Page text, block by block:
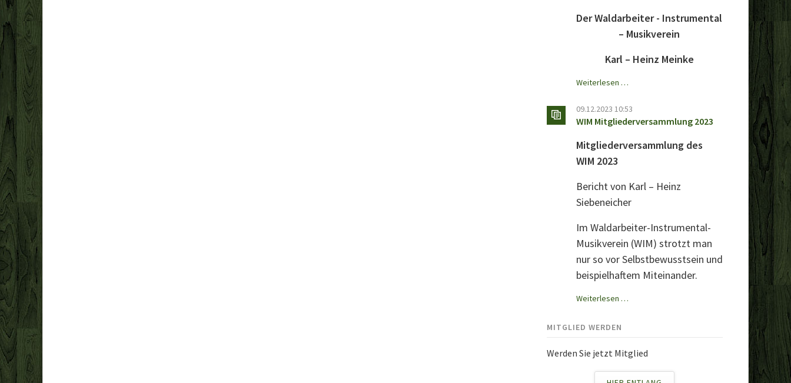
Der Waldarbeiter - Instrumental
– Musikverein
Karl – Heinz Meinke
Weiterlesen …Winterfest
09.12.2023 10:53
WIM Mitgliederversammlung 2023
Mitgliederversammlung des
WIM 2023
Bericht von Karl – Heinz
Siebeneicher
Im Waldarbeiter-Instrumental-
Musikverein (WIM) strotzt man
nur so vor Selbstbewusstsein und
beispielhaftem Miteinander.
Weiterlesen …WIM
MITGLIED WERDEN
Werden Sie jetzt Mitglied